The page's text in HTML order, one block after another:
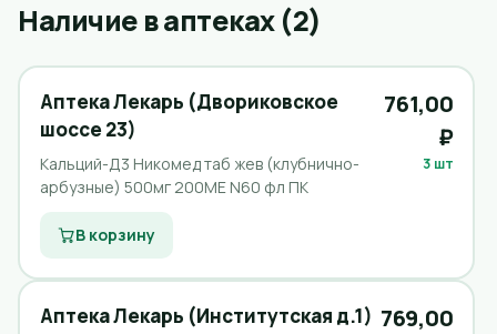
Наличие в аптеках (2)
Аптека Лекарь (Двориковское
шоссе 23)
Кальций-Д3 Никомед таб жев (клубнично-
арбузные) 500мг 200МЕ N60 фл ПК
761,00
₽
3 шт
В корзину
Аптека Лекарь (Институтская д.1) 769,00